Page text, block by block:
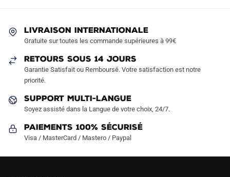
être
choisies
sur
page
produit
la
LIVRAISON INTERNATIONALE
Gratuite sur toutes les commande supérieures à 99€
RETOURS SOUS 14 JOURS
Garantie Satisfait ou Remboursé. Votre satisfaction est notre
priorité.
SUPPORT MULTI-LANGUE
Soyez assisté dans la Langue de votre choix, 24/7.
Paiements 100% Sécurisé
Visa / MasterCard / Mastero / Paypal